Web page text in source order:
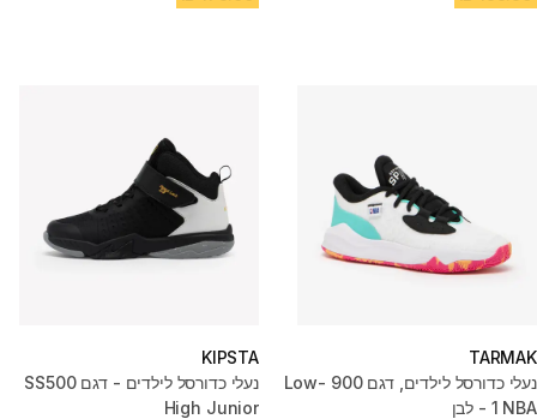
TARMAK
נעלי כדורסל לילדים, דגם 900 Low-
1 NBA - לבן
KIPSTA
נעלי כדורסל לילדים - דגם SS500
High Junior